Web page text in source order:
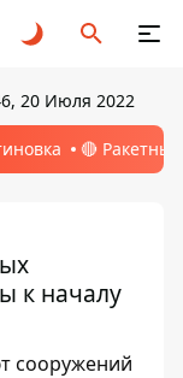
20 Июля 2022
🔴
к началу
сооружений